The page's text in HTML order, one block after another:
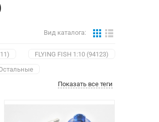
Вид каталога:
FLYING FISH 1:10 (94123)
Показать все теги